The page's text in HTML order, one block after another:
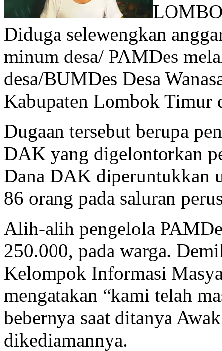
Diduga selewengkan
minum desa/ PAMDes
desa/BUMDes Desa
Kabupaten Lombok Timur
Dugaan tersebut berupa
DAK yang digelontorkan
Dana DAK diperuntukkan
86 orang pada saluran
Alih-alih pengelola
250.000, pada warga.
Kelompok Informasi
mengatakan “kami telah
bebernya saat ditanya
dikediamannya.